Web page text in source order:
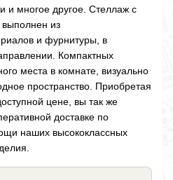
и многое другое. Стеллаж с
из
и фурнитуры, в
Компактных
места в комнате, визуально
пространство. Приобретая
цене, вы так же
доставке по
наших высококлассных